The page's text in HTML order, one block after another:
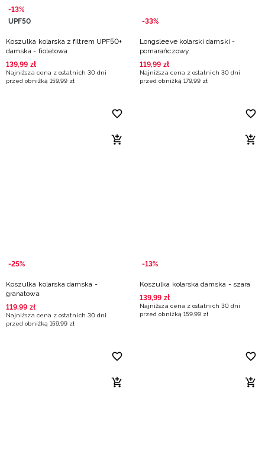
-13%
UPF50
Koszulka kolarska z filtrem UPF50+
damska - fioletowa
139,99 zł
Najniższa cena z ostatnich 30 dni
przed obniżką 159,99 zł
-33%
Longsleeve kolarski damski -
pomarańczowy
119,99 zł
Najniższa cena z ostatnich 30 dni
przed obniżką 179,99 zł
-25%
Koszulka kolarska damska -
granatowa
119,99 zł
Najniższa cena z ostatnich 30 dni
przed obniżką 159,99 zł
-13%
Koszulka kolarska damska - szara
139,99 zł
Najniższa cena z ostatnich 30 dni
przed obniżką 159,99 zł